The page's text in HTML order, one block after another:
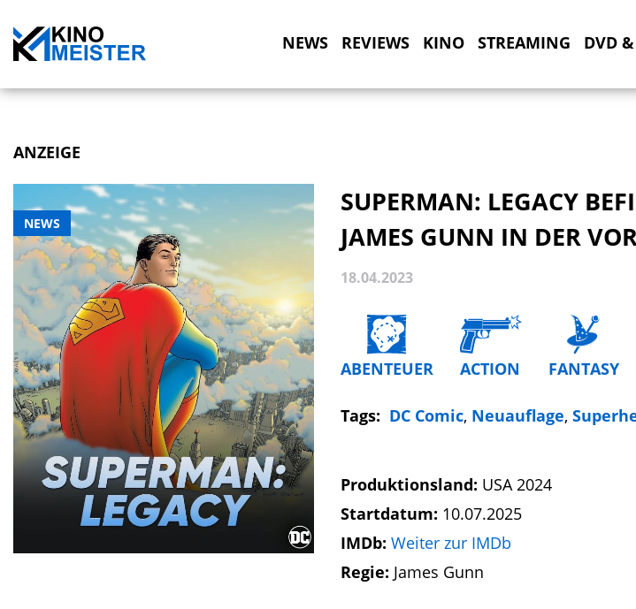
NEWS REVIEWS KINO STREAMING DVD
ANZEIGE
NEWS
SUPERMAN: LEGACY
JAMES GUNN IN DER
18.04.2023
ABENTEUER ACTION FANTASY
Tags: DC Comic, Neuauflage,
Produktionsland: USA 2024
Startdatum: 10.07.2025
IMDb: Weiter zur IMDb
Regie: James Gunn